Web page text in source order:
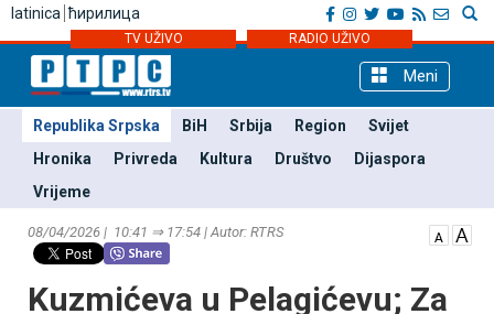
latinica ћирилица
TV UŽIVO RADIO UŽIVO
Meni
Republika Srpska BiH Srbija Region
Svijet
Hronika
Privreda Kultura Društvo
Dijaspora
Vrijeme
08/04/2026 | 10:41 ⇒ 17:54 | Autor: RTRS
Kuzmićeva u Pelagićevu; Za